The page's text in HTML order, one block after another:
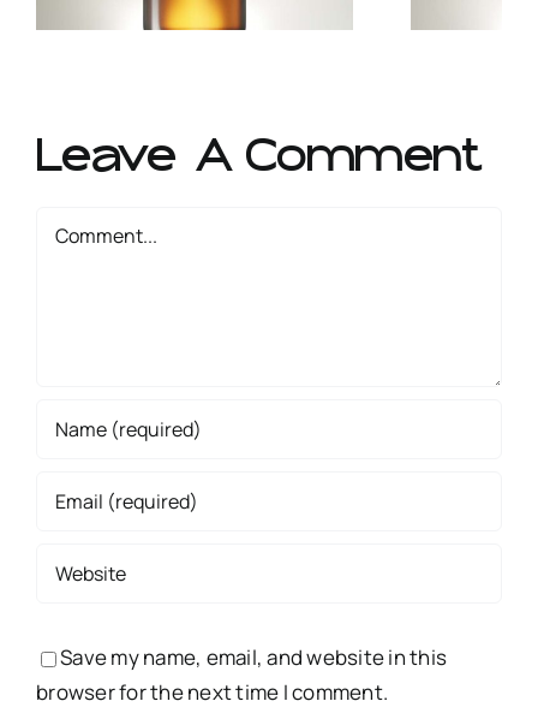
Leave A Comment
Comment
Save my name, email, and website in this
browser for the next time I comment.